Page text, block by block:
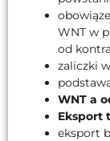
WNT w
od
zaliczki
WNT a
Eksport
eksport